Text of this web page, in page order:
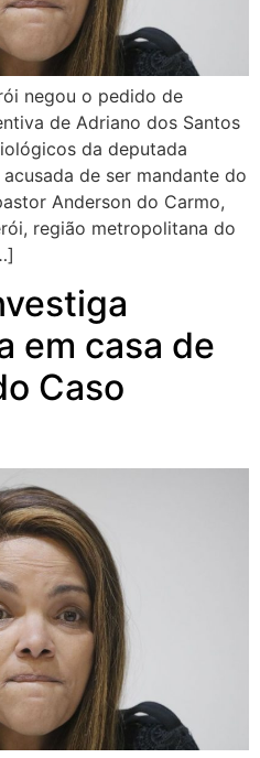
negou o pedido de
de Adriano dos Santos
da deputada
de ser mandante do
Anderson do Carmo,
região metropolitana do
em casa de
Caso